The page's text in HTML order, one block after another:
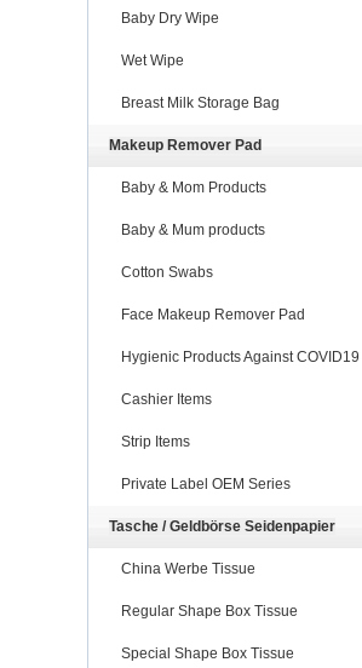
Baby Dry Wipe
Wet Wipe
Breast Milk Storage Bag
Makeup Remover Pad
Baby & Mom Products
Baby & Mum products
Cotton Swabs
Face Makeup Remover Pad
Hygienic Products Against COVID19
Cashier Items
Strip Items
Private Label OEM Series
Tasche / Geldbörse Seidenpapier
China Werbe Tissue
Regular Shape Box Tissue
Special Shape Box Tissue